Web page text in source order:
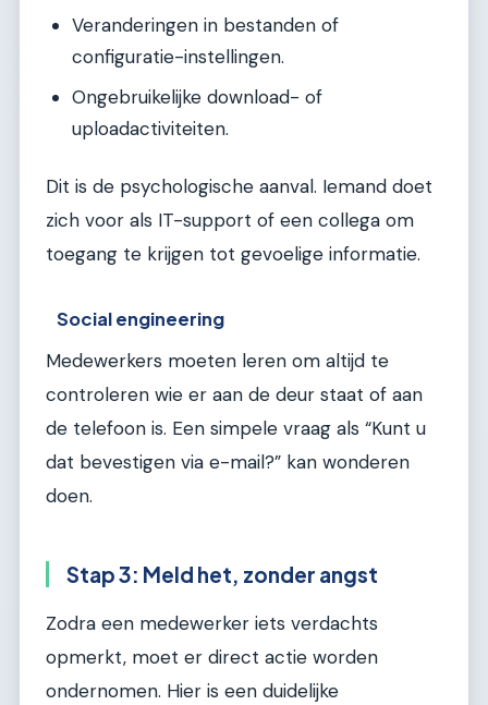
Veranderingen in bestanden of
configuratie-instellingen.
Ongebruikelijke download- of
uploadactiviteiten.
Dit is de psychologische aanval. Iemand doet
zich voor als IT-support of een collega om
toegang te krijgen tot gevoelige informatie.
Social engineering
Medewerkers moeten leren om altijd te
controleren wie er aan de deur staat of aan
de telefoon is. Een simpele vraag als “Kunt u
dat bevestigen via e-mail?” kan wonderen
doen.
Stap 3: Meld het, zonder angst
Zodra een medewerker iets verdachts
opmerkt, moet er direct actie worden
ondernomen. Hier is een duidelijke